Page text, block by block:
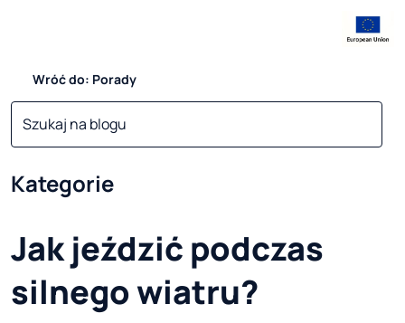
Wróć do: Porady
Kategorie
Jak jeździć podczas
silnego wiatru?